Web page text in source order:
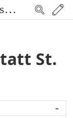
Barfuss oder Lackschuh
St.
−